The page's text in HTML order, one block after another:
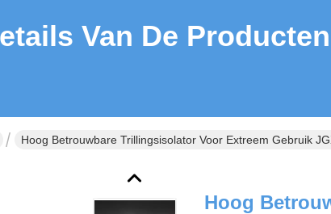
Van De Producten
Hoog Betrouwbare Trillingsisolator Voor Extreem Gebruik
Hoog